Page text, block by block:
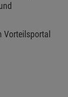
Vorteilsportal